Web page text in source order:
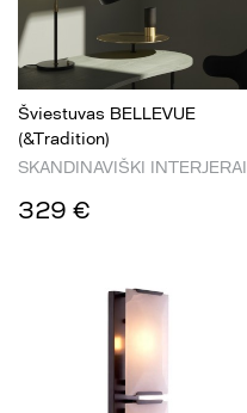
Šviestuvas BELLEVUE
(&Tradition)
SKANDINAVIŠKI INTERJERAI
329 €